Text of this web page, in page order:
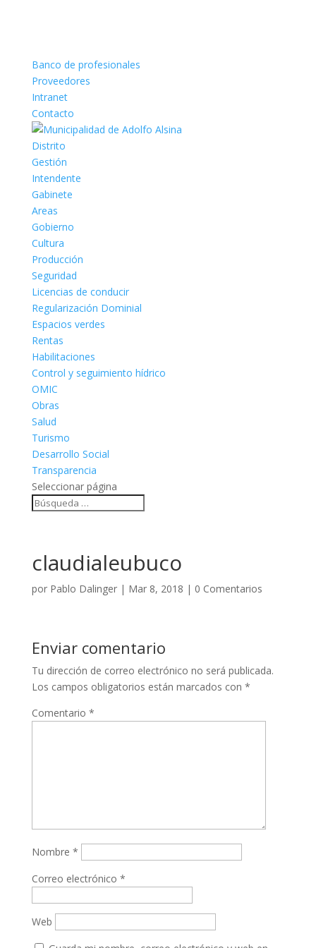
Banco de profesionales
Proveedores
Intranet
Contacto
Distrito
Gestión
Intendente
Gabinete
Areas
Gobierno
Cultura
Producción
Seguridad
Licencias de conducir
Regularización Dominial
Espacios verdes
Rentas
Habilitaciones
Control y seguimiento hídrico
OMIC
Obras
Salud
Turismo
Desarrollo Social
Transparencia
Seleccionar página
claudialeubuco
por Pablo Dalinger| Mar 8, 2018 | 0 Comentarios
Enviar comentario
Tu dirección de correo electrónico no será publicada.
Los campos obligatorios están marcados con *
Comentario *
Nombre *
Correo electrónico *
Web